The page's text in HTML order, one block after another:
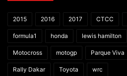
2015 2016 2017 CTCC
formula1 honda lewis hamilton
Motocross motogp Parque Viva
Rally Dakar Toyota wrc